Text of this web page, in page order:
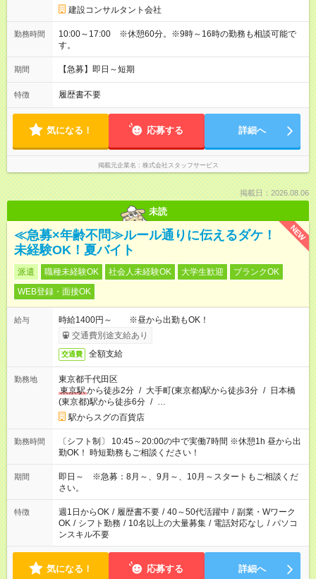
建設コンサルタント会社
勤務時間
10:00～17:00 ※休憩60分。※9時～16時の勤務も相談可能で
す。
期間 【急募】即日～短期
特徴 履歴書不要
気になる！ 応募する 詳細へ
掲載元企業名 株式会社スタッフサービス
掲載日：2026.08.06
未読
NEW
≪急募×年齢不問≫ルール通りに伝えるダケ！
未経験OK！夏バイト
派遣 職種未経験OK 社会人未経験OK 大学生歓迎
ブランクOK
WEB登録・面接OK
給与
時給1400円～ ※昼から出勤もOK！
交通費別途支給あり
交通費 全額支給
勤務地
東京都千代田区
東京駅から徒歩2分 / 大手町(東京都)駅から徒歩3分 / 日本橋
(東京都)駅から徒歩6分 / …
駅からスグの百貨店
勤務時間
〔シフト制〕 10:45～20:00の中で実働7時間 ※休憩1h 昼から出
勤OK！ 時短勤務もご相談ください！
期間
即日～ ※急募：8月～、9月～、10月～スタートもご相談くだ
さい。
特徴 週1日からOK / 履歴書不要 / 40～50代活躍中 / 副業・Wワーク
OK / シフト勤務 / 10名以上の大量募集 / 電話対応なし / パソコ
ンスキル不要
気になる！ 応募する 詳細へ